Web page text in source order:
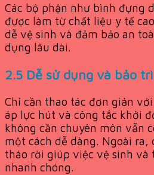
Các bộ phận như bình đựng
được làm từ chất liệu y tế
dễ vệ sinh và đảm bảo an
dụng lâu dài.
2.5 Dễ sử dụng và bảo trì
Chỉ cần thao tác đơn giản
áp lực hút và công tắc khởi
không cần chuyên môn vẫn
một cách dễ dàng. Ngoài ra,
tháo rời giúp việc vệ sinh và
nhanh chóng.